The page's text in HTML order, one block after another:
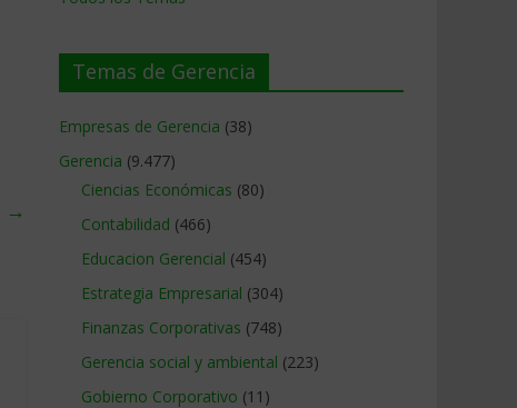
→
Temas de Gerencia
Empresas de Gerencia (38)
Gerencia (9.477)
Ciencias Económicas (80)
Contabilidad (466)
Educacion Gerencial (454)
Estrategia Empresarial (304)
Finanzas Corporativas (748)
Gerencia social y ambiental (223)
Gobierno Corporativo (11)